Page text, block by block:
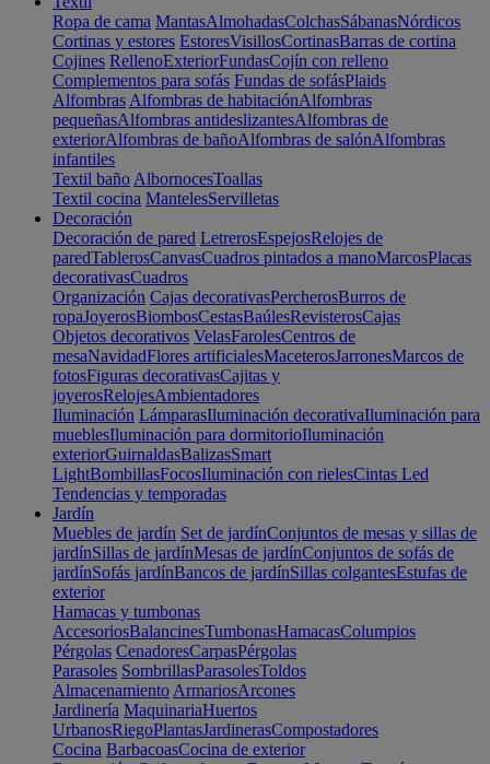
Ropa de cama MantasAlmohadasColchasSábanasNórdicos
Cortinas y estores EstoresVisillosCortinasBarras de cortina
Cojines RellenoExteriorFundasCojín con relleno
Complementos para sofás Fundas de sofásPlaids
Alfombras Alfombras de habitaciónAlfombras
pequeñasAlfombras antideslizantesAlfombras de
exteriorAlfombras de bañoAlfombras de salónAlfombras
infantiles
Textil baño AlbornocesToallas
Textil cocina MantelesServilletas
Decoración
Decoración de pared LetrerosEspejosRelojes de
paredTablerosCanvasCuadros pintados a manoMarcosPlacas
decorativasCuadros
Organización Cajas decorativasPercherosBurros de
ropaJoyerosBiombosCestasBaúlesRevisterosCajas
Objetos decorativos VelasFarolesCentros de
mesaNavidadFlores artificialesMaceterosJarronesMarcos de
fotosFiguras decorativasCajitas y
joyerosRelojesAmbientadores
Iluminación LámparasIluminación decorativaIluminación para
mueblesIluminación para dormitorioIluminación
exteriorGuirnaldasBalizasSmart
LightBombillasFocosIluminación con rielesCintas Led
Tendencias y temporadas
Jardín
Muebles de jardín Set de jardínConjuntos de mesas y sillas de
jardínSillas de jardínMesas de jardínConjuntos de sofás de
jardínSofás jardínBancos de jardínSillas colgantesEstufas de
exterior
Hamacas y tumbonas
AccesoriosBalancinesTumbonasHamacasColumpios
Pérgolas CenadoresCarpasPérgolas
Parasoles SombrillasParasolesToldos
Almacenamiento ArmariosArcones
Jardinería MaquinariaHuertos
UrbanosRiegoPlantasJardinerasCompostadores
Cocina BarbacoasCocina de exterior